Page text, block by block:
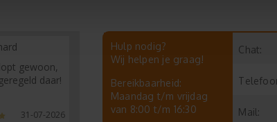
gewoon,
daar!
31-07-2026
Hulp nodig?
Wij helpen je graag!
Bereikbaarheid:
Maandag t/m vrijdag
van 8:00 t/m 16:30
Chat:
Mail: